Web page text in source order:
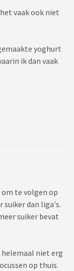
vaak ook niet
yoghurt
ik dan vaak
te volgen op
suiker dan liga's.
suiker bevat
niet erg
op thuis.